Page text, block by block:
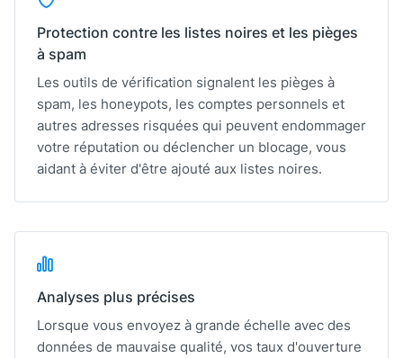
Protection contre les listes noires et les pièges
à spam
Les outils de vérification signalent les pièges à
spam, les honeypots, les comptes personnels et
autres adresses risquées qui peuvent endommager
votre réputation ou déclencher un blocage, vous
aidant à éviter d'être ajouté aux listes noires.
Analyses plus précises
Lorsque vous envoyez à grande échelle avec des
données de mauvaise qualité, vos taux d'ouverture